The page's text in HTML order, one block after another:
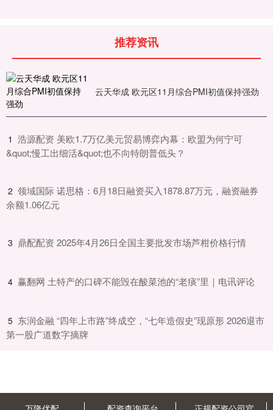
推荐资讯
云天华成 欧元区11月综合PMI初值保持强劲
1 ​浩源配资 美欧1.7万亿美元贸易博弈内幕：欧盟为何宁可
&quot;慢工出细活&quot;也不向特朗普低头？
2 ​领域国际 诺思格：6月18日融资买入1878.87万元，融资融券
余额1.06亿元
3 ​鼎配配资 2025年4月26日全国主要批发市场芦柑价格行情
4 ​赢翻网 土特产的口碑不能毁在酸菜池的“老痰”里｜电讯评论
5 ​东润金融 “四年上市路”终成空，“七年造假史”现原形 2026退市
第一股广道数字摘牌